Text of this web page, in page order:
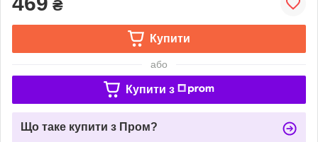
₴
Купити
або
Купити з
Що таке купити з Пром?